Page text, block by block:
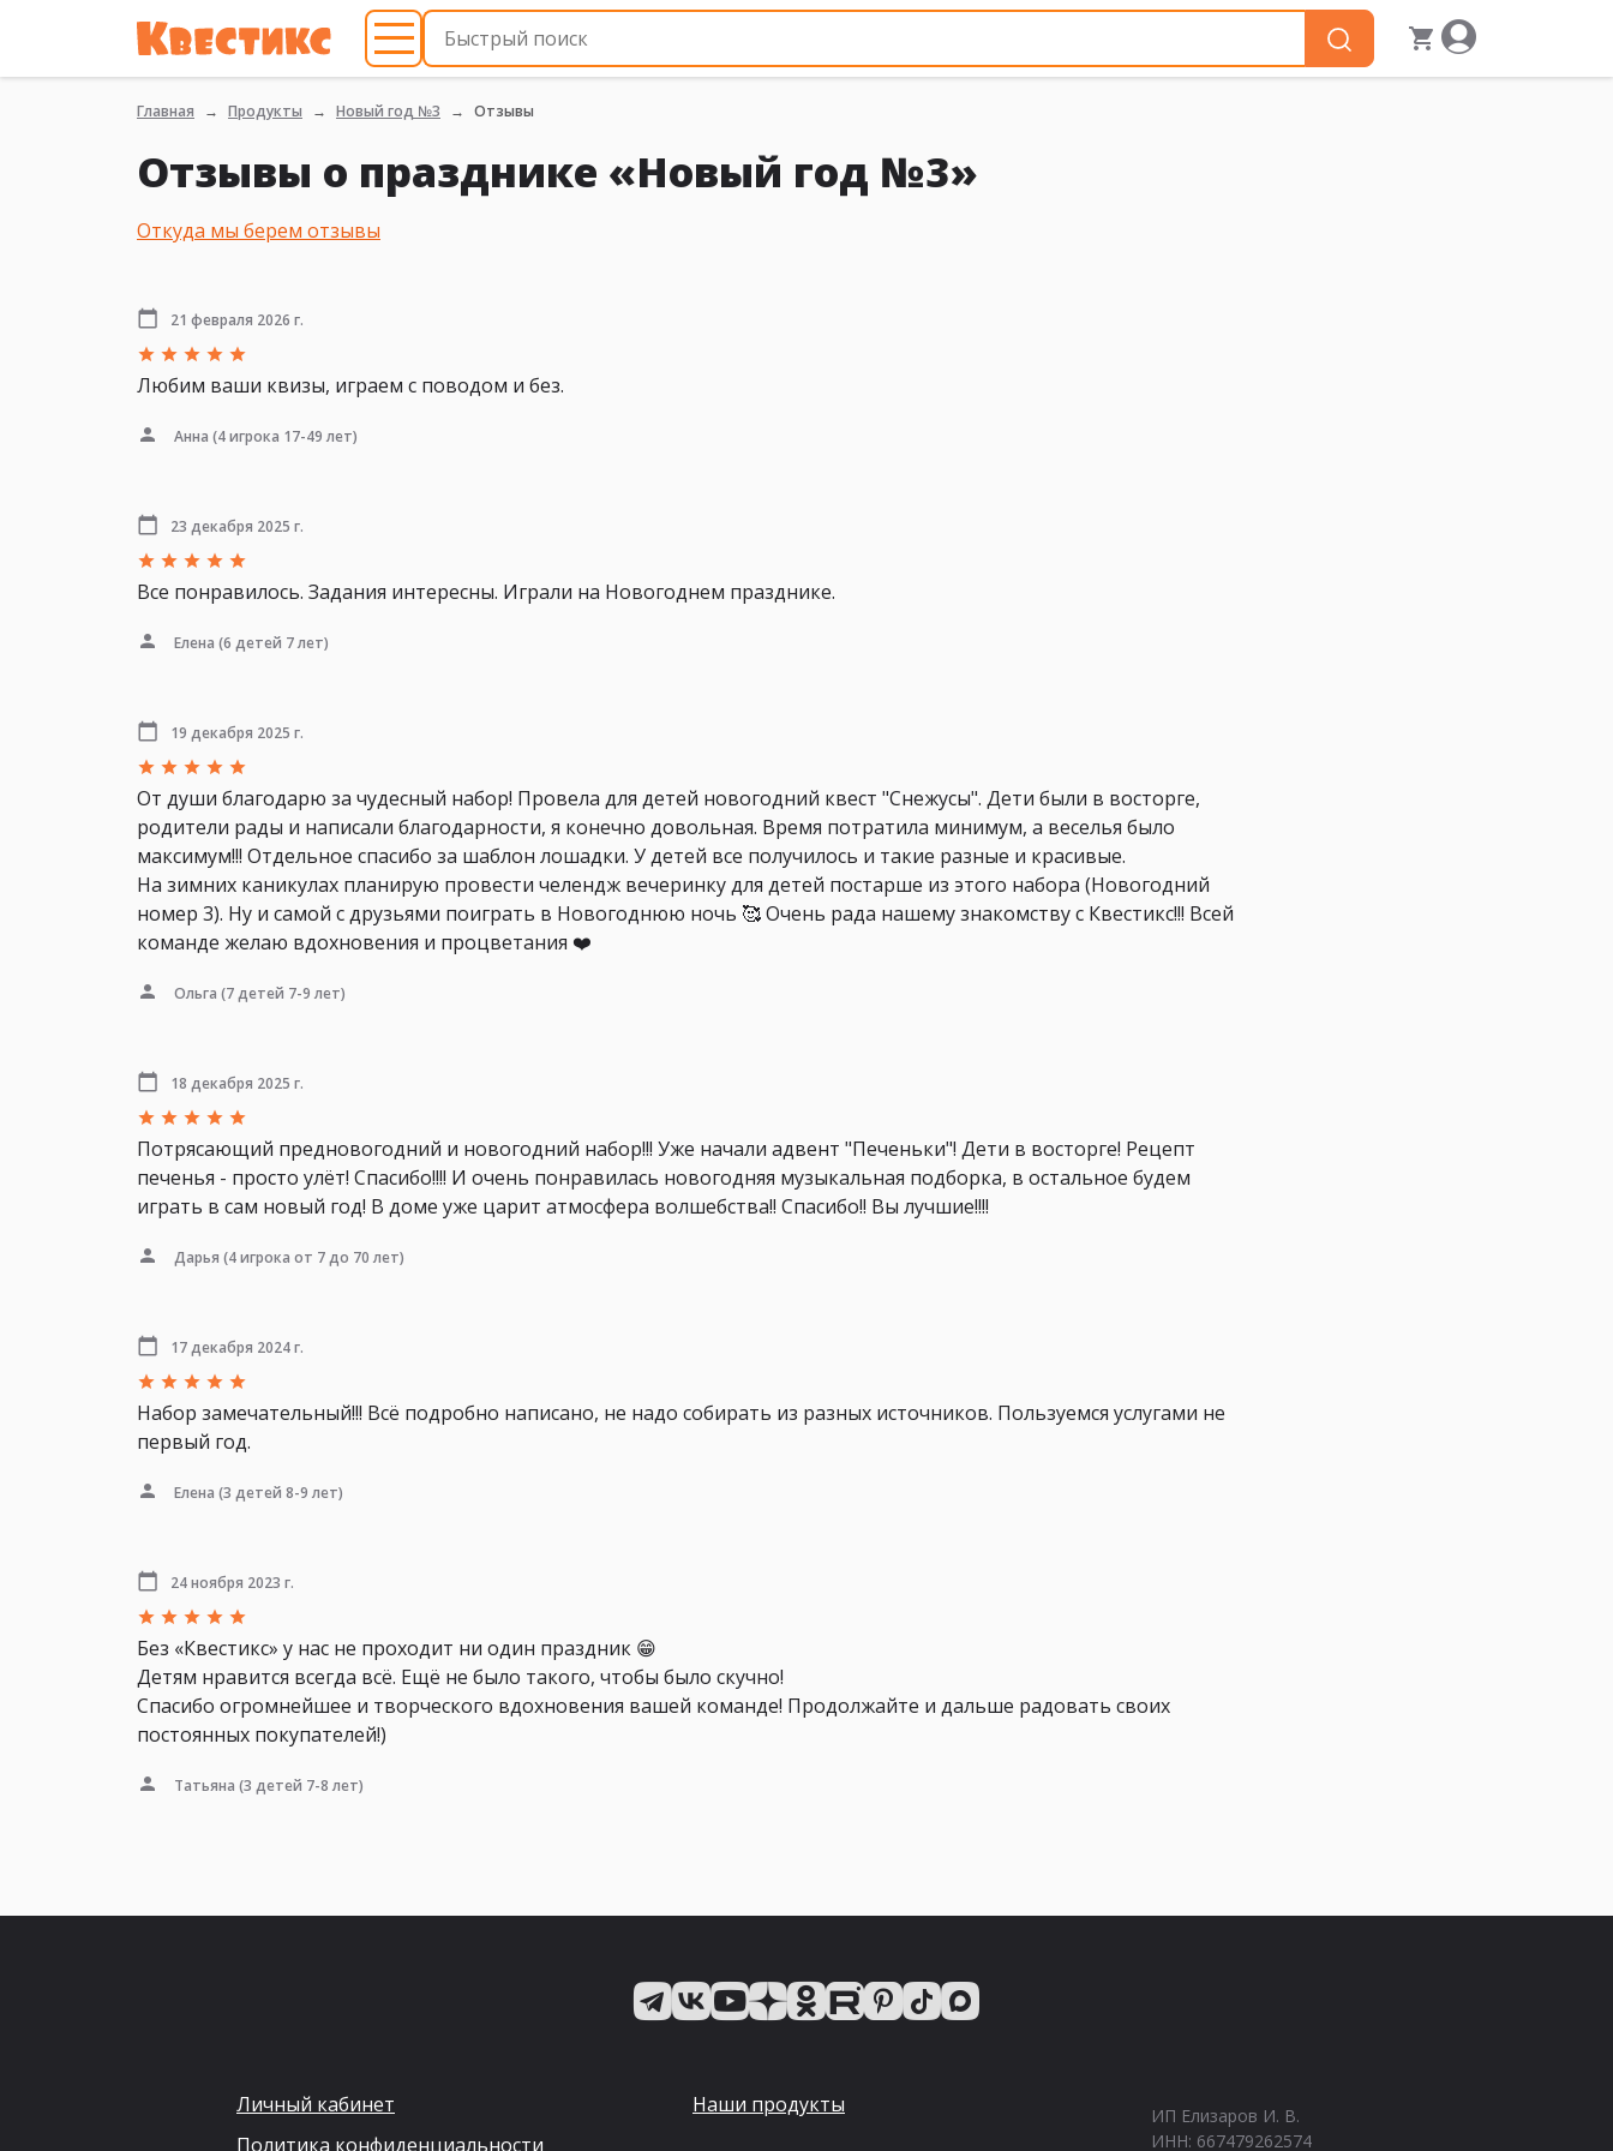
Главная Продукты Новый год №3 Отзывы
Отзывы о празднике «Новый год №3»
Откуда мы берем отзывы
21 февраля 2026 г.
Любим ваши квизы, играем с поводом и без.
Анна (4 игрока 17-49 лет)
23 декабря 2025 г.
Все понравилось. Задания интересны. Играли на Новогоднем празднике.
Елена (6 детей 7 лет)
19 декабря 2025 г.
От души благодарю за чудесный набор! Провела для детей новогодний квест "Снежусы". Дети были в восторге,
родители рады и написали благодарности, я конечно довольная. Время потратила минимум, а веселья было
максимум!!! Отдельное спасибо за шаблон лошадки. У детей все получилось и такие разные и красивые.
На зимних каникулах планирую провести челендж вечеринку для детей постарше из этого набора (Новогодний
номер 3). Ну и самой с друзьями поиграть в Новогоднюю ночь 🥰 Очень рада нашему знакомству с Квестикс!!! Всей
команде желаю вдохновения и процветания ❤️
Ольга (7 детей 7-9 лет)
18 декабря 2025 г.
Потрясающий предновогодний и новогодний набор!!! Уже начали адвент "Печеньки"! Дети в восторге! Рецепт
печенья - просто улёт! Спасибо!!!! И очень понравилась новогодняя музыкальная подборка, в остальное будем
играть в сам новый год! В доме уже царит атмосфера волшебства!! Спасибо!! Вы лучшие!!!!
Дарья (4 игрока от 7 до 70 лет)
17 декабря 2024 г.
Набор замечательный!!! Всё подробно написано, не надо собирать из разных источников. Пользуемся услугами не
первый год.
Елена (3 детей 8-9 лет)
24 ноября 2023 г.
Без «Квестикс» у нас не проходит ни один праздник 😁
Детям нравится всегда всё. Ещё не было такого, чтобы было скучно!
Спасибо огромнейшее и творческого вдохновения вашей команде! Продолжайте и дальше радовать своих
постоянных покупателей!)
Татьяна (3 детей 7-8 лет)
Личный кабинет
Политика конфиденциальности
Наши продукты
ИП Елизаров И. В.
ИНН: 667479262574